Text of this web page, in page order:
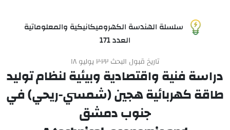
سلسلة الهندسة الكهروميكانيكية والمعلوماتية
العدد 171
تاريخ قبول البحث ٢٠٢٢ يوليو ١٨
دراسة فنية واقتصادية وبيئية لنظام توليد
طاقة كهربائية هجين (شمسي-ريحي) في
جنوب دمشق